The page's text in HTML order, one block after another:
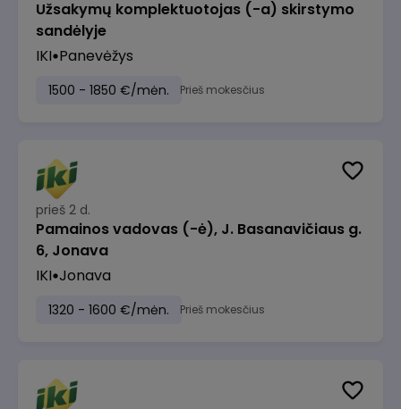
Užsakymų komplektuotojas (-a) skirstymo
sandėlyje
IKI Panevėžys
1500 - 1850 €/mėn. Prieš mokesčius
prieš 2 d.
Pamainos vadovas (-ė), J. Basanavičiaus g.
6, Jonava
IKI Jonava
1320 - 1600 €/mėn. Prieš mokesčius